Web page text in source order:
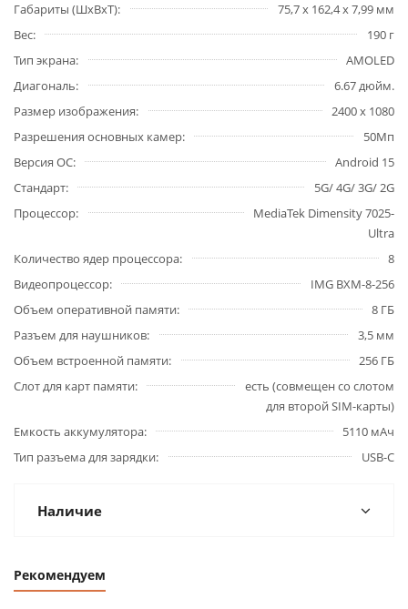
Габариты (ШxВxТ)
75,7 х 162,4 х 7,99 мм
Вес
190 г
Тип экрана
AMOLED
Диагональ
6.67 дюйм.
Размер изображения
2400 x 1080
Разрешения основных камер
50Мп
Версия ОС
Android 15
Стандарт
5G/ 4G/ 3G/ 2G
Процессор
MediaTek Dimensity 7025-
Ultra
Количество ядер процессора
8
Видеопроцессор
IMG BXM-8-256
Объем оперативной памяти
8 ГБ
Разъем для наушников
3,5 мм
Объем встроенной памяти
256 ГБ
Слот для карт памяти
есть (совмещен со слотом
для второй SIM-карты)
Емкость аккумулятора
5110 мАч
Тип разъема для зарядки
USB-C
Наличие
Рекомендуем